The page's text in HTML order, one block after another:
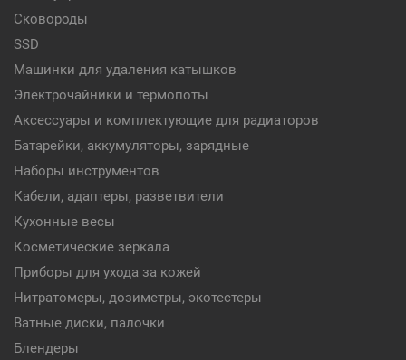
Сковороды
SSD
Машинки для удаления катышков
Электрочайники и термопоты
Аксессуары и комплектующие для радиаторов
Батарейки, аккумуляторы, зарядные
Наборы инструментов
Кабели, адаптеры, разветвители
Кухонные весы
Косметические зеркала
Приборы для ухода за кожей
Нитратомеры, дозиметры, экотестеры
Ватные диски, палочки
Блендеры